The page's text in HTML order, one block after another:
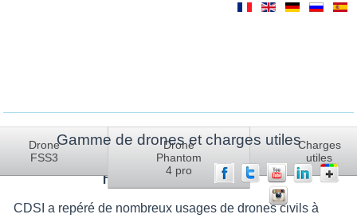
Drone
FSS3
Drone
Phantom
4 pro
Charges
utiles
Gamme de drones et charges utiles
Vous êtes ici :Accueil Rejoignez-nous
Rejoignez-nous
CDSI a repéré de nombreux usages de drones civils à